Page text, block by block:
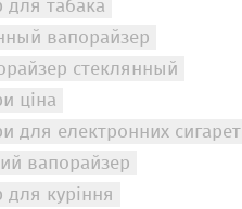
для табака
вапорайзер
стеклянный
ціна
для електронних сигарет
вапорайзер
для куріння